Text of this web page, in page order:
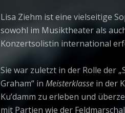
Lisa Ziehm ist eine vielseitige
sowohl im Musiktheater als
Konzertsolistin international
Sie war zuletzt in der Rolle der
Graham“ in Meisterklasse in der
Ku’damm zu erleben und
mit Partien wie der